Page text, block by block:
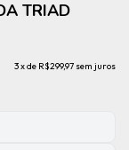
TRIAD
3x de R$299,97 sem juros